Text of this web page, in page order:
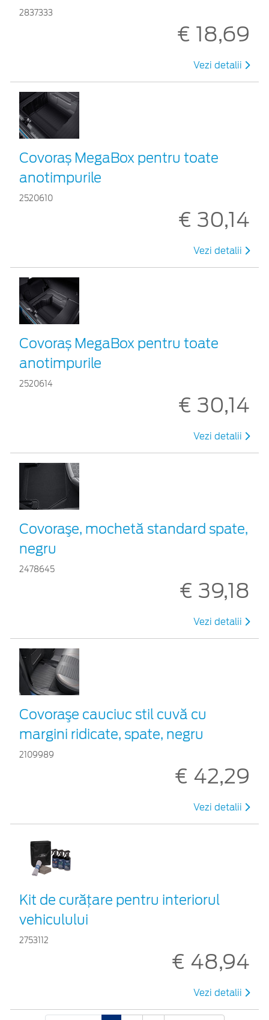
2837333
€ 18,69
Vezi detalii
Covoraș MegaBox pentru toate
anotimpurile
2520610
€ 30,14
Vezi detalii
Covoraș MegaBox pentru toate
anotimpurile
2520614
€ 30,14
Vezi detalii
Covoraşe, mochetă standard spate,
negru
2478645
€ 39,18
Vezi detalii
Covoraşe cauciuc stil cuvă cu
margini ridicate, spate, negru
2109989
€ 42,29
Vezi detalii
Kit de curățare pentru interiorul
vehiculului
2753112
€ 48,94
Vezi detalii